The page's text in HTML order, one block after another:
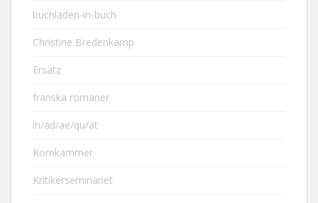
buchladen-in-buch
Christine Bredenkamp
Ersatz
franska romaner
in/ad/ae/qu/at
Kornkammer
Kritikerseminariet